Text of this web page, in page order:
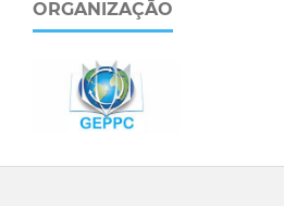
ORGANIZAÇÃO